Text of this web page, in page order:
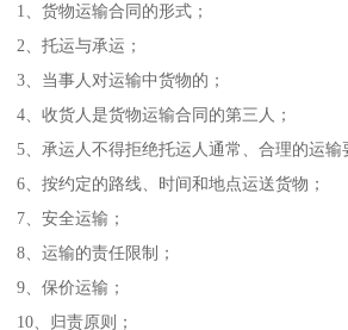
1、货物运输合同的形式；
2、托运与承运；
3、当事人对运输中货物的；
4、收货人是货物运输合同的第三人；
5、承运人不得拒绝托运人通常、合理的运输
6、按约定的路线、时间和地点运送货物；
7、安全运输；
8、运输的责任限制；
9、保价运输；
10、归责原则；